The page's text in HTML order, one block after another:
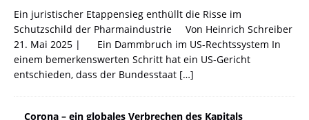
Ein juristischer Etappensieg enthüllt die Risse im
Schutzschild der Pharmaindustrie Von Heinrich Schreiber
21. Mai 2025 | Ein Dammbruch im US-Rechtssystem In
einem bemerkenswerten Schritt hat ein US-Gericht
entschieden, dass der Bundesstaat […]
Corona – ein globales Verbrechen des Kapitals